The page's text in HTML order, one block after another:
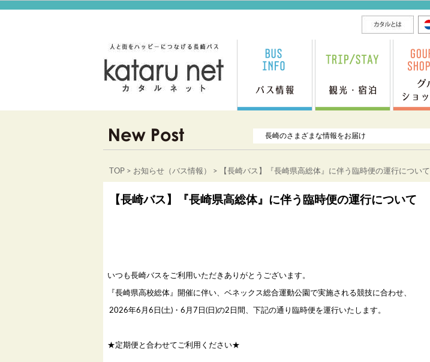
長崎のさまざまな情報をお届け
TOP > お知らせ（バス情報） > 【長崎バス】『長崎県高総体』に伴う臨時便の運行について
【長崎バス】『長崎県高総体』に伴う臨時便の運行について
いつも長崎バスをご利用いただきありがとうございます。
『長崎県高校総体』開催に伴い、ベネックス総合運動公園で実施される競技に合わせ、
2026年6月6日(土)・6月7日(日)の2日間、下記の通り臨時便を運行いたします。
★定期便と合わせてご利用ください★